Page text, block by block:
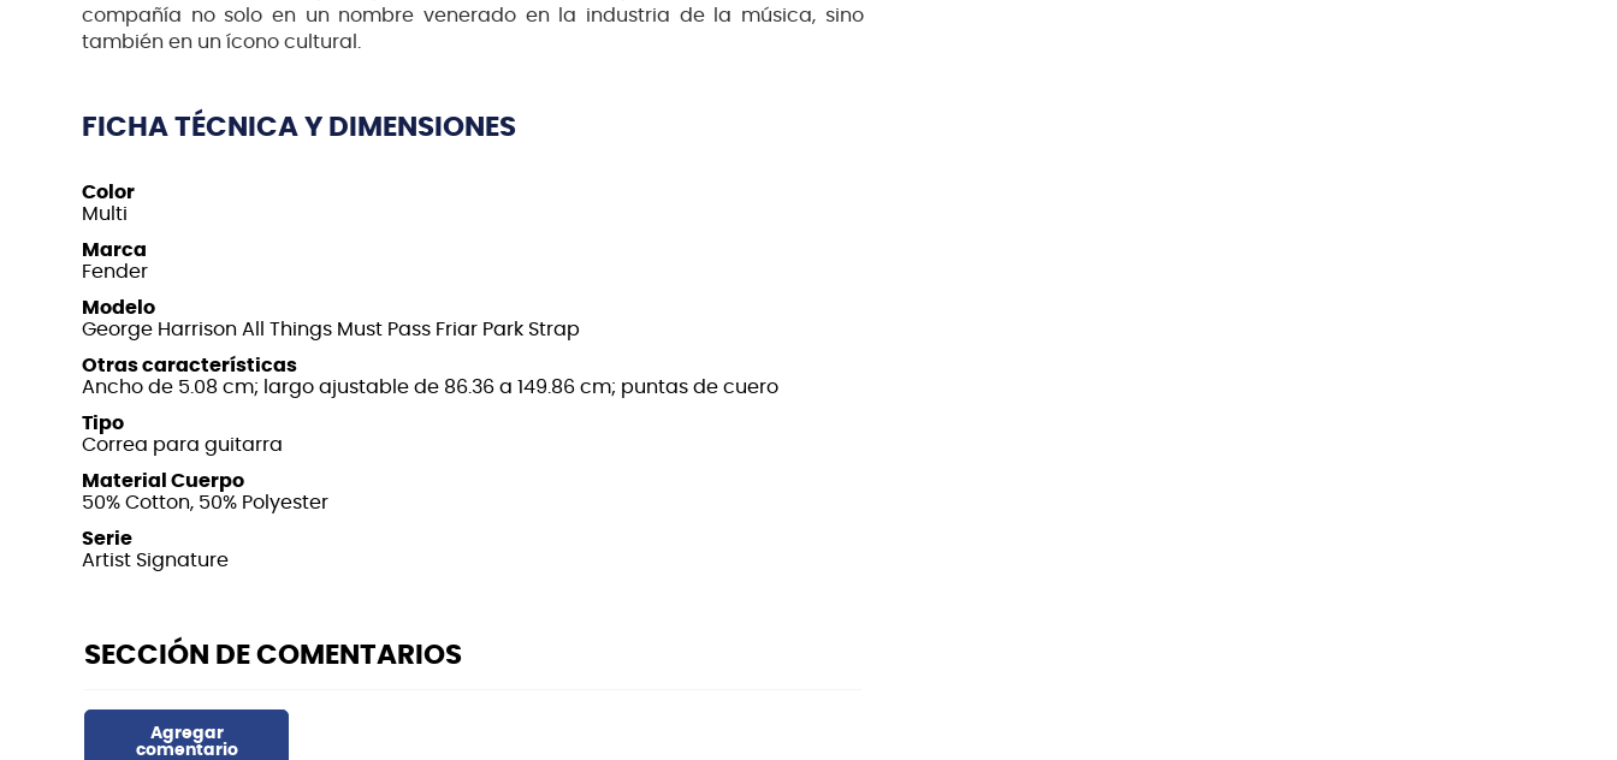
compañía no solo en un nombre venerado en la industria de la música, sino
también en un ícono cultural.
FICHA TÉCNICA Y DIMENSIONES
Color
Multi
Marca
Fender
Modelo
George Harrison All Things Must Pass Friar Park Strap
Otras características
Ancho de 5.08 cm; largo ajustable de 86.36 a 149.86 cm; puntas de cuero
Tipo
Correa para guitarra
Material Cuerpo
50% Cotton, 50% Polyester
Serie
Artist Signature